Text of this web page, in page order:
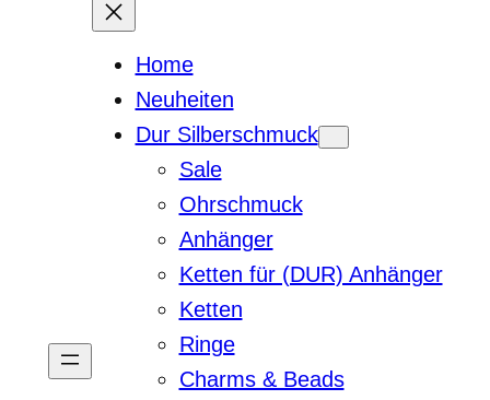
Home
Neuheiten
Dur Silberschmuck
Sale
Ohrschmuck
Anhänger
Ketten für (DUR) Anhänger
Ketten
Ringe
Charms & Beads